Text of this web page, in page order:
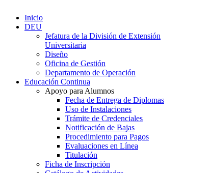
Inicio
DEU
Jefatura de la División de Extensión
Universitaria
Diseño
Oficina de Gestión
Departamento de Operación
Educación Continua
Apoyo para Alumnos
Fecha de Entrega de Diplomas
Uso de Instalaciones
Trámite de Credenciales
Notificación de Bajas
Procedimiento para Pagos
Evaluaciones en Línea
Titulación
Ficha de Inscripción